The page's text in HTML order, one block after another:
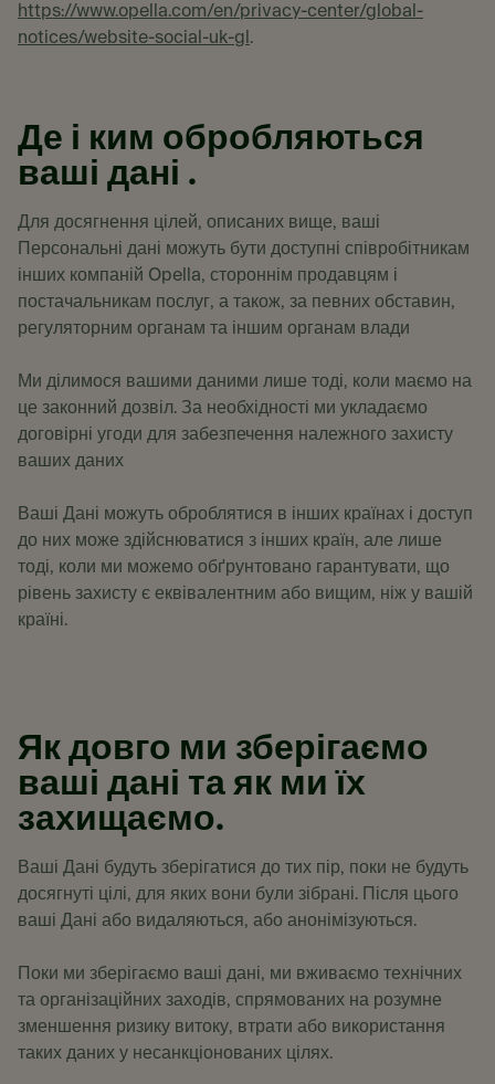
https://www.opella.com/en/privacy-center/global-
notices/website-social-uk-gl .
Де і ким обробляються
ваші дані .
Для досягнення цілей, описаних вище, ваші
Персональні дані можуть бути доступні співробітникам
інших компаній Opella, стороннім продавцям і
постачальникам послуг, а також, за певних обставин,
регуляторним органам та іншим органам влади
Ми ділимося вашими даними лише тоді, коли маємо на
це законний дозвіл. За необхідності ми укладаємо
договірні угоди для забезпечення належного захисту
ваших даних
Ваші Дані можуть оброблятися в інших країнах і доступ
до них може здійснюватися з інших країн, але лише
тоді, коли ми можемо обґрунтовано гарантувати, що
рівень захисту є еквівалентним або вищим, ніж у вашій
країні.
Як довго ми зберігаємо
ваші дані та як ми їх
захищаємо.
Ваші Дані будуть зберігатися до тих пір, поки не будуть
досягнуті цілі, для яких вони були зібрані. Після цього
ваші Дані або видаляються, або анонімізуються.
Поки ми зберігаємо ваші дані, ми вживаємо технічних
та організаційних заходів, спрямованих на розумне
зменшення ризику витоку, втрати або використання
таких даних у несанкціонованих цілях.